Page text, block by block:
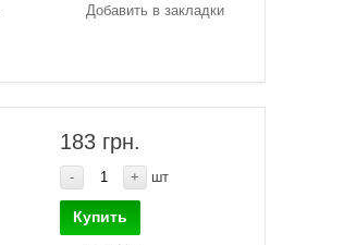
Добавить в закладки
183 грн.
- + шт
Купить